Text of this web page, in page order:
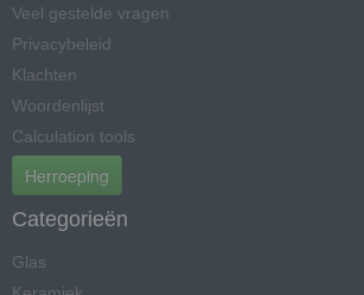
Veel gestelde vragen
Privacybeleid
Klachten
Woordenlijst
Calculation tools
Herroeping
Categorieën
Glas